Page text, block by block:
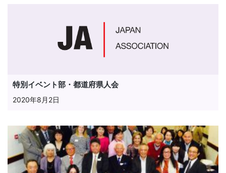
特別イベント部・都道府県人会
2020年8月2日